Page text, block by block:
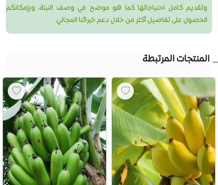
وتقديم كامل احتياجاتها كما هو موضح في وصف النبتة، وبإمكانكم
الحصول على تفاصيل أكثر من خلال دعم خبرائنا المجاني .
المنتجات المرتبطة